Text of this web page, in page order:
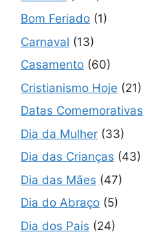
Bom Feriado (1)
Carnaval (13)
Casamento (60)
Cristianismo Hoje (21)
Datas Comemorativas
Dia da Mulher (33)
Dia das Crianças (43)
Dia das Mães (47)
Dia do Abraço (5)
Dia dos Pais (24)